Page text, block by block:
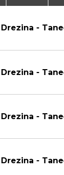
-
-
-
-